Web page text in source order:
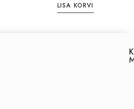
LISA KORVI